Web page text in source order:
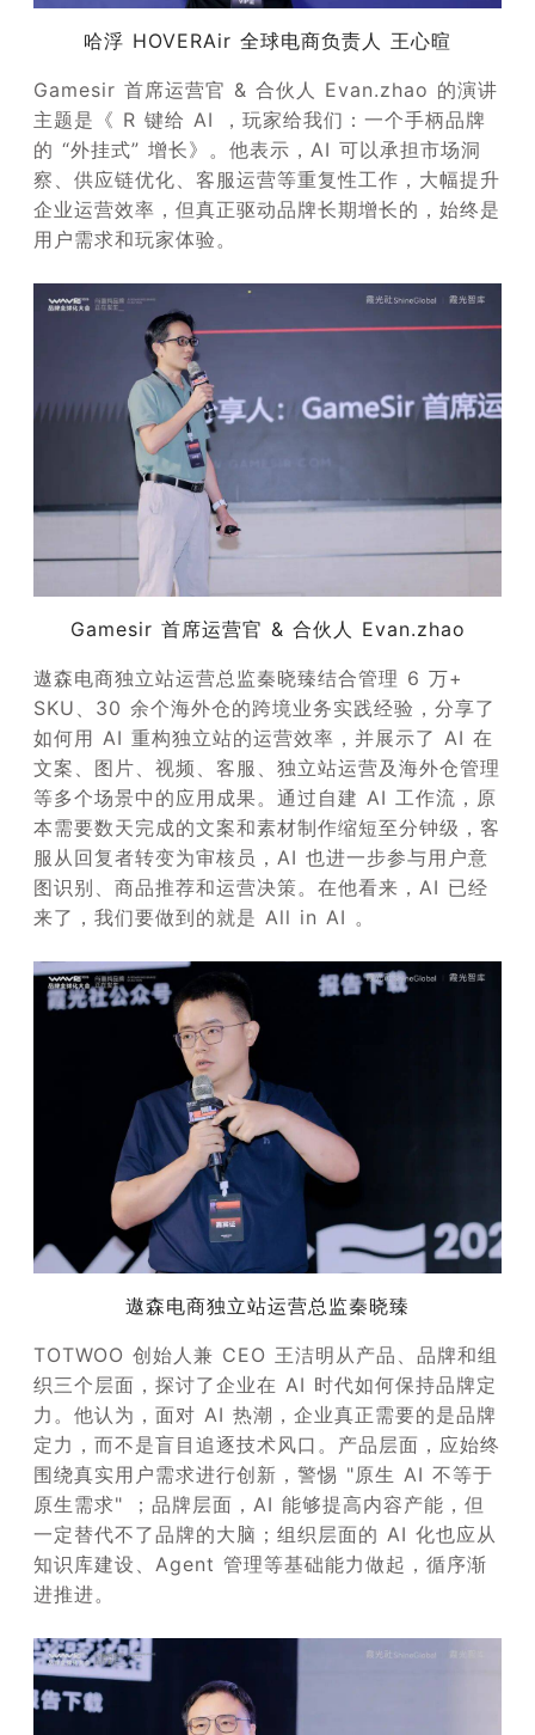
哈浮 HOVERAir 全球电商负责人 王心暄
Gamesir 首席运营官 & 合伙人 Evan.zhao 的演讲
主题是《 R 键给 AI ，玩家给我们：一个手柄品牌
的 “外挂式” 增长》。他表示，AI 可以承担市场洞
察、供应链优化、客服运营等重复性工作，大幅提升
企业运营效率，但真正驱动品牌长期增长的，始终是
用户需求和玩家体验。
Gamesir 首席运营官 & 合伙人 Evan.zhao
遨森电商独立站运营总监秦晓臻结合管理 6 万+
SKU、30 余个海外仓的跨境业务实践经验，分享了
如何用 AI 重构独立站的运营效率，并展示了 AI 在
文案、图片、视频、客服、独立站运营及海外仓管理
等多个场景中的应用成果。通过自建 AI 工作流，原
本需要数天完成的文案和素材制作缩短至分钟级，客
服从回复者转变为审核员，AI 也进一步参与用户意
图识别、商品推荐和运营决策。在他看来，AI 已经
来了，我们要做到的就是 All in AI 。
遨森电商独立站运营总监秦晓臻
TOTWOO 创始人兼 CEO 王洁明从产品、品牌和组
织三个层面，探讨了企业在 AI 时代如何保持品牌定
力。他认为，面对 AI 热潮，企业真正需要的是品牌
定力，而不是盲目追逐技术风口。产品层面，应始终
围绕真实用户需求进行创新，警惕 "原生 AI 不等于
原生需求" ；品牌层面，AI 能够提高内容产能，但
一定替代不了品牌的大脑；组织层面的 AI 化也应从
知识库建设、Agent 管理等基础能力做起，循序渐
进推进。